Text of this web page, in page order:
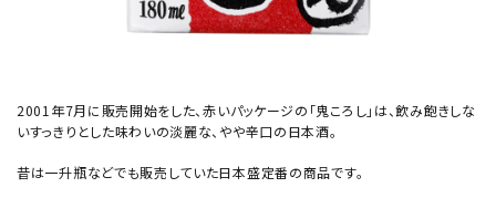
2001年7月に販売開始をした、赤いパッケージの「鬼ころし」は、飲み飽きしな
いすっきりとした味わいの淡麗な、やや辛口の日本酒。
昔は一升瓶などでも販売していた日本盛定番の商品です。